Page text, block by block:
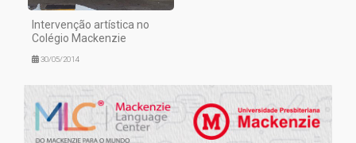
Intervenção artística no
Colégio Mackenzie
30/05/2014